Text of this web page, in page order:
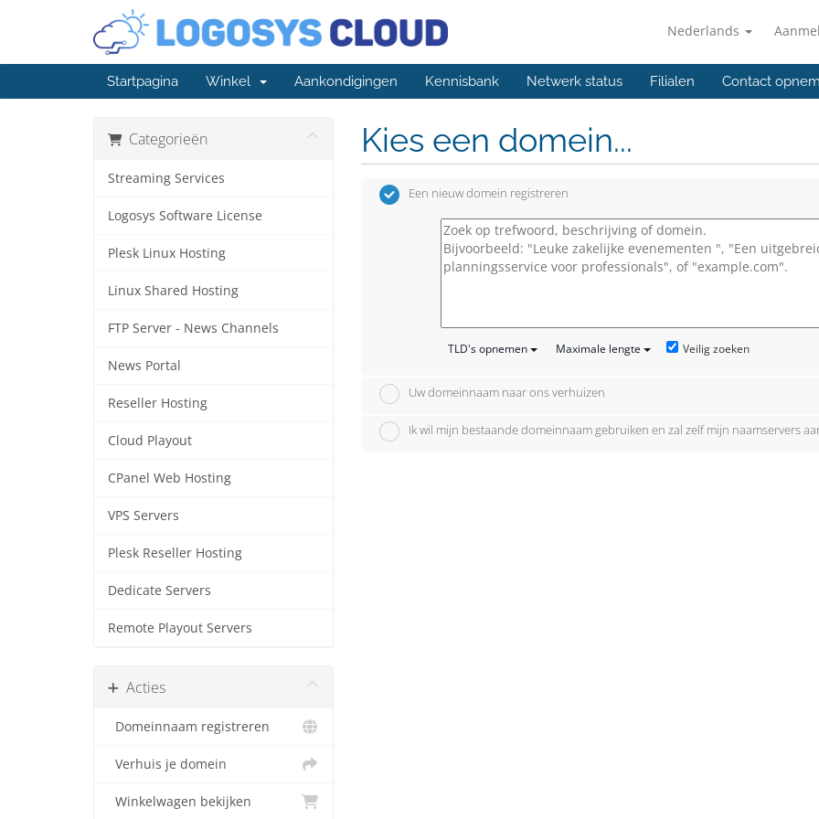
Nederlands
Startpagina Winkel Aankondigingen Kennisbank Netwerk status Filialen Contact
Categorieën
Streaming Services
Logosys Software License
Plesk Linux Hosting
Linux Shared Hosting
FTP Server - News Channels
News Portal
Reseller Hosting
Cloud Playout
CPanel Web Hosting
VPS Servers
Plesk Reseller Hosting
Dedicate Servers
Remote Playout Servers
Acties
Domeinnaam registreren
Verhuis je domein
Winkelwagen bekijken
Kies een domein...
Een nieuw domein registreren
TLD's opnemen Maximale lengte Veilig zoeken
Uw domeinnaam naar ons verhuizen
Ik wil mijn bestaande domeinnaam gebruiken en zal zelf mijn naamservers